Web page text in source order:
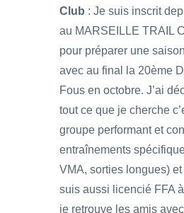
Club : Je suis inscrit
au MARSEILLE TRAIL
pour préparer une
avec au final la 20ème
Fous en octobre. J’ai
tout ce que je cherche
groupe performant et
entraînements
VMA, sorties longues)
suis aussi licencié FFA
je retrouve les amis